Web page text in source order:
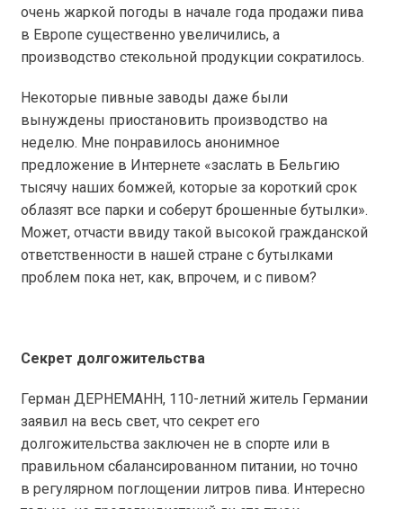
очень жаркой погоды в начале года продажи пива
в Европе существенно увеличились, а
производство стекольной продукции сократилось.
Некоторые пивные заводы даже были
вынуждены приостановить производство на
неделю. Мне понравилось анонимное
предложение в Интернете «заслать в Бельгию
тысячу наших бомжей, которые за короткий срок
облазят все парки и соберут брошенные бутылки».
Может, отчасти ввиду такой высокой гражданской
ответственности в нашей стране с бутылками
проблем пока нет, как, впрочем, и с пивом?
Секрет долгожительства
Герман ДЕРНЕМАНН, 110-летний житель Германии
заявил на весь свет, что секрет его
долгожительства заключен не в спорте или в
правильном сбалансированном питании, но точно
в регулярном поглощении литров пива. Интересно